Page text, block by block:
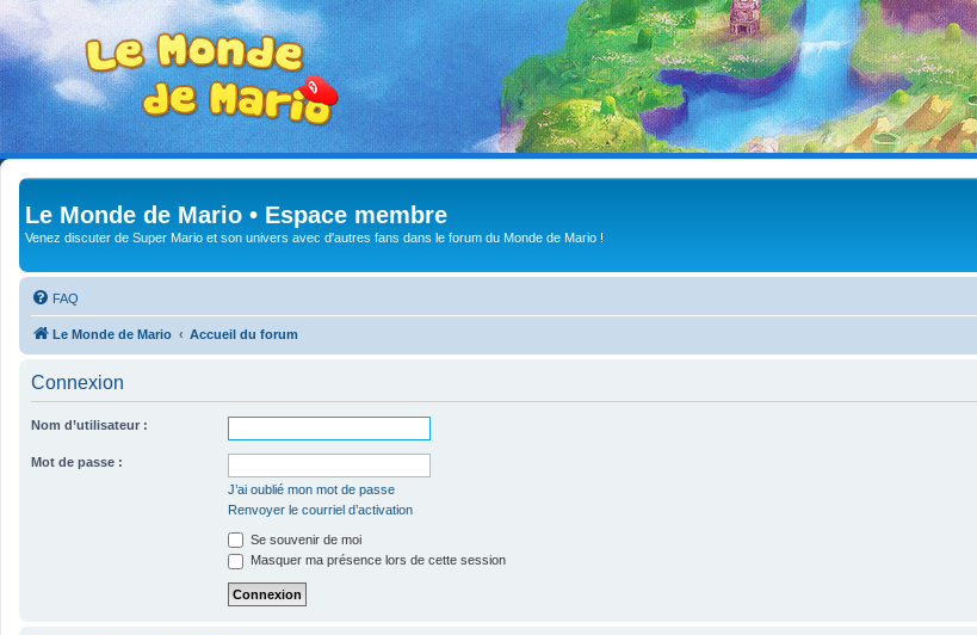
Le Monde de Mario • Espace membre
Venez discuter de Super Mario et son univers avec d'autres fans dans le forum du Monde de Mario !
FAQ
Le Monde de Mario Accueil du forum
Connexion
Nom d’utilisateur :
Mot de passe :
J’ai oublié mon mot de passe
Renvoyer le courriel d’activation
Se souvenir de moi
Masquer ma présence lors de cette session